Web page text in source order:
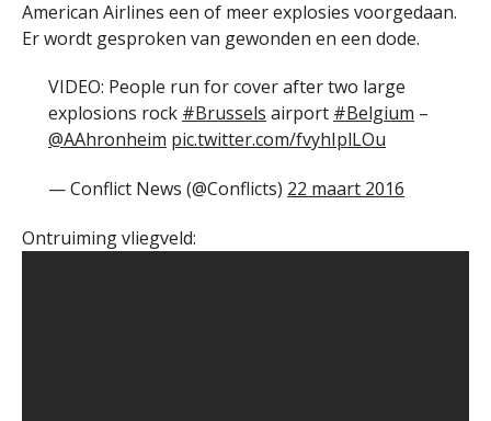
American Airlines een of meer explosies voorgedaan.
Er wordt gesproken van gewonden en een dode.
VIDEO: People run for cover after two large
explosions rock #Brussels airport #Belgium –
@AAhronheim pic.twitter.com/fvyhIplLOu
— Conflict News (@Conflicts) 22 maart 2016
Ontruiming vliegveld: